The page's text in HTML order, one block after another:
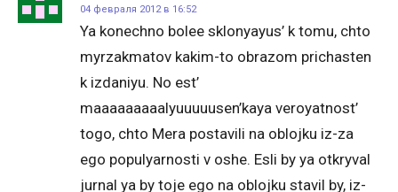
04 февраля 2012 в 16:52
Ya konechno bolee sklonyayus’ k tomu, chto
myrzakmatov kakim-to obrazom prichasten
k izdaniyu. No est’
maaaaaaaaalyuuuuusen’kaya veroyatnost’
togo, chto Mera postavili na oblojku iz-za
ego populyarnosti v oshe. Esli by ya otkryval
jurnal ya by toje ego na oblojku stavil by, iz-